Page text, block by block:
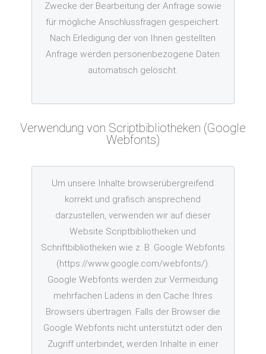
Zwecke der Bearbeitung der Anfrage sowie
für mögliche Anschlussfragen gespeichert.
Nach Erledigung der von Ihnen gestellten
Anfrage werden personenbezogene Daten
automatisch gelöscht.
Verwendung von Scriptbibliotheken (Google
Webfonts)
Um unsere Inhalte browserübergreifend
korrekt und grafisch ansprechend
darzustellen, verwenden wir auf dieser
Website Scriptbibliotheken und
Schriftbibliotheken wie z. B. Google Webfonts
(https://www.google.com/webfonts/).
Google Webfonts werden zur Vermeidung
mehrfachen Ladens in den Cache Ihres
Browsers übertragen. Falls der Browser die
Google Webfonts nicht unterstützt oder den
Zugriff unterbindet, werden Inhalte in einer